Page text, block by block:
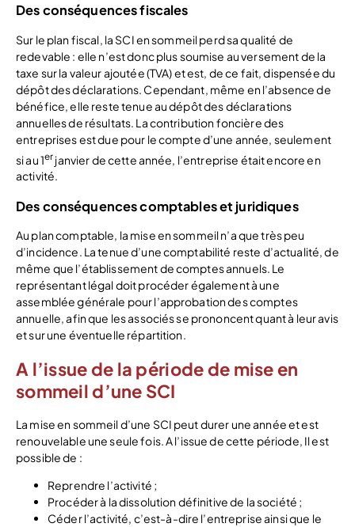
Des conséquences fiscales
Sur le plan fiscal, la SCI en sommeil perd sa qualité de
redevable : elle n’est donc plus soumise au versement de la
taxe sur la valeur ajoutée (TVA) et est, de ce fait, dispensée du
dépôt des déclarations. Cependant, même en l’absence de
bénéfice, elle reste tenue au dépôt des déclarations
annuelles de résultats. La contribution foncière des
entreprises est due pour le compte d’une année, seulement
si au 1er janvier de cette année, l’entreprise était encore en
activité.
Des conséquences comptables et juridiques
Au plan comptable, la mise en sommeil n’a que très peu
d’incidence. La tenue d’une comptabilité reste d’actualité, de
même que l’établissement de comptes annuels. Le
représentant légal doit procéder également à une
assemblée générale pour l’approbation des comptes
annuelle, afin que les associés se prononcent quant à leur avis
et sur une éventuelle répartition.
A l’issue de la période de mise en
sommeil d’une SCI
La mise en sommeil d’une SCI peut durer une année et est
renouvelable une seule fois. A l’issue de cette période, Il est
possible de :
Reprendre l’activité ;
Procéder à la dissolution définitive de la société ;
Céder l’activité, c’est-à-dire l’entreprise ainsi que le